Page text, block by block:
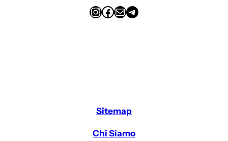
InstagramFacebook Email Telegram
Sitemap
Chi Siamo